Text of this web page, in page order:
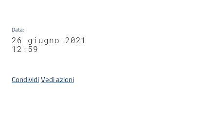
Data:
26 giugno 2021
12:59
CondividiVedi azioni